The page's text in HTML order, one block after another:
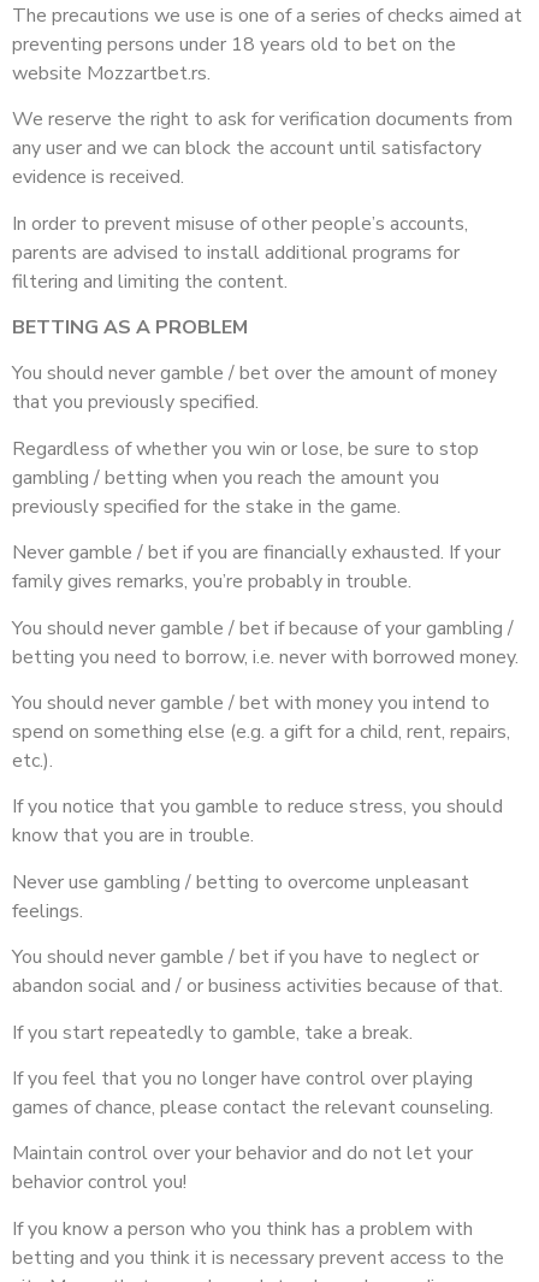
The precautions we use is one of a series of checks aimed at
preventing persons under 18 years old to bet on the
website Mozzartbet.rs.
We reserve the right to ask for verification documents from
any user and we can block the account until satisfactory
evidence is received.
In order to prevent misuse of other people’s accounts,
parents are advised to install additional programs for
filtering and limiting the content.
BETTING AS A PROBLEM
You should never gamble / bet over the amount of money
that you previously specified.
Regardless of whether you win or lose, be sure to stop
gambling / betting when you reach the amount you
previously specified for the stake in the game.
Never gamble / bet if you are financially exhausted. If your
family gives remarks, you’re probably in trouble.
You should never gamble / bet if because of your gambling /
betting you need to borrow, i.e. never with borrowed money.
You should never gamble / bet with money you intend to
spend on something else (e.g. а gift for a child, rent, repairs,
etc.).
If you notice that you gamble to reduce stress, you should
know that you are in trouble.
Never use gambling / betting to overcome unpleasant
feelings.
You should never gamble / bet if you have to neglect or
abandon social and / or business activities because of that.
If you start repeatedly to gamble, take a break.
If you feel that you no longer have control over playing
games of chance, please contact the relevant counseling.
Maintain control over your behavior and do not let your
behavior control you!
If you know a person who you think has a problem with
betting and you think it is necessary prevent access to the